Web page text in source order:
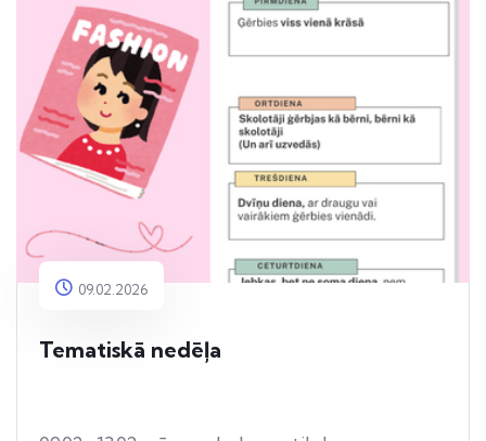
09.02.2026
Tematiskā nedēļa